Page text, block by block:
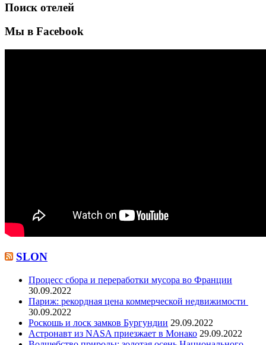
Поиск отелей
Мы в Facebook
SLON
Процесс сбора и переработки мусора во Франции
30.09.2022
Париж: рекордная цена коммерческой недвижимости
30.09.2022
Роскошь и лоск замков Бургундии 29.09.2022
Астронавт из NASA приезжает в Монако 29.09.2022